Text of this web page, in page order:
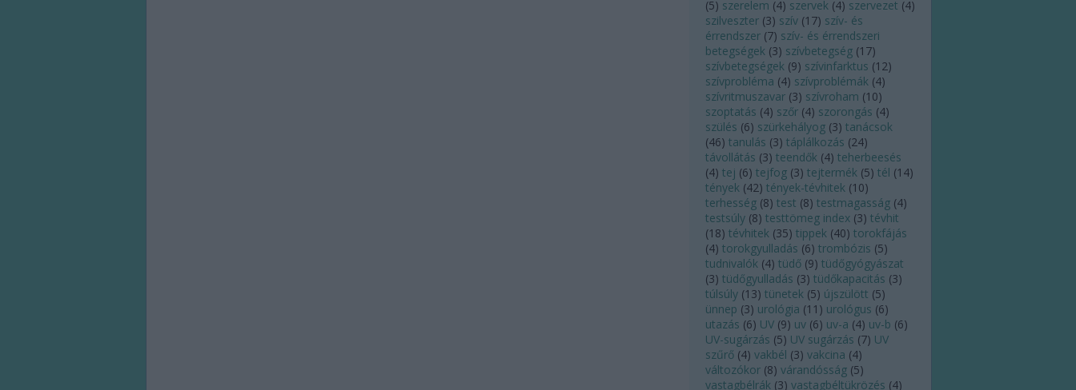
(5) szerelem (4) szervek (4) szervezet (4)
szilveszter (3) szív (17) szív- és
érrendszer (7) szív- és érrendszeri
betegségek (3) szívbetegség (17)
szívbetegségek (9) szívinfarktus (12)
szívprobléma (4) szívproblémák (4)
szívritmuszavar (3) szívroham (10)
szoptatás (4) szőr (4) szorongás (4)
szülés (6) szürkehályog (3) tanácsok
(46) tanulás (3) táplálkozás (24)
távollátás (3) teendők (4) teherbeesés
(4) tej (6) tejfog (3) tejtermék (5) tél (14)
tények (42) tények-tévhitek (10)
terhesség (8) test (8) testmagasság (4)
testsúly (8) testtömeg index (3) tévhit
(18) tévhitek (35) tippek (40) torokfájás
(4) torokgyulladás (6) trombózis (5)
tudnivalók (4) tüdő (9) tüdőgyógyászat
(3) tüdőgyulladás (3) tüdőkapacitás (3)
túlsúly (13) tünetek (5) újszülött (5)
ünnep (3) urológia (11 ) urológus (6)
utazás (6) UV (9) uv (6) uv-a (4) uv-b (6)
UV-sugárzás (5) UV sugárzás (7) UV
szűrő (4) vakbél (3) vakcina (4)
változókor (8) várandósság (5)
vastagbélrák (3) vastagbéltükrözés (4)